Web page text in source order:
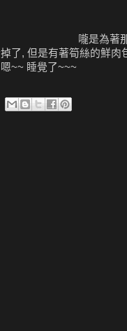
嚨是為著
了, 但是有著筍絲的鮮
~~ 睡覺了~~~